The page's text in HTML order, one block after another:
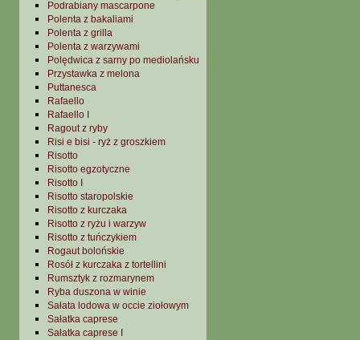
Podrabiany mascarpone
Polenta z bakaliami
Polenta z grilla
Polenta z warzywami
Polędwica z sarny po mediolańsku
Przystawka z melona
Puttanesca
Rafaello
Rafaello I
Ragout z ryby
Risi e bisi - ryż z groszkiem
Risotto
Risotto egzotyczne
Risotto I
Risotto staropolskie
Risotto z kurczaka
Risotto z ryżu i warzyw
Risotto z tuńczykiem
Rogaut bolońskie
Rosół z kurczaka z tortellini
Rumsztyk z rozmarynem
Ryba duszona w winie
Sałata lodowa w occie ziołowym
Sałatka caprese
Sałatka caprese I